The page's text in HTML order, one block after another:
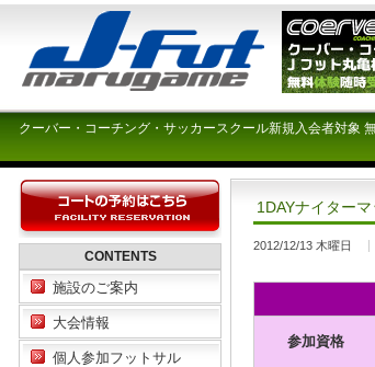
クーバー・コーチング・サッカースクール新規入会者対象
1DAYナイターマ
2012/12/13 木曜日
参加資格
CONTENTS
施設のご案内
大会情報
個人参加フットサル